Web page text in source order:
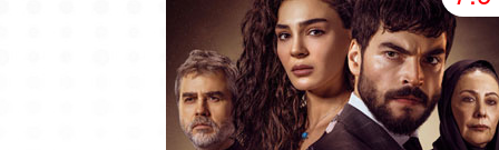
54 серия
55 серия
58 серия
59 серия
62 серия
63 серия